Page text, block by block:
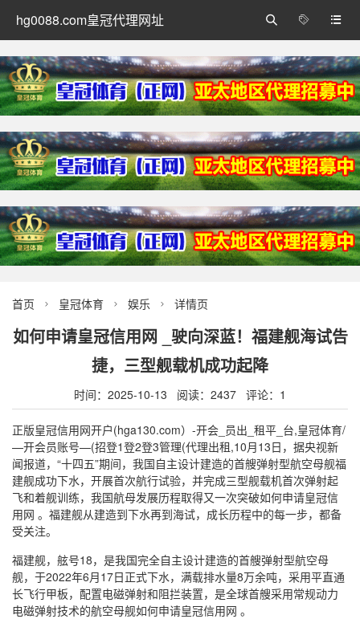
hg0088.com皇冠代理网址 


首页  皇冠体育  娱乐  详情页
如何申请皇冠信用网 _驶向深蓝！福建舰海试告
捷，三型舰载机成功起降
时间：2025-10-13 阅读：2437 评论：1
正版皇冠信用网开户(hga130.com）-开会_员出_租平_台,皇冠体育/
—开会员账号—(招登1登2登3管理(代理出租,10月13日，据央视新
闻报道，“十四五”期间，我国自主设计建造的首艘弹射型航空母舰福
建舰成功下水，开展首次航行试验，并完成三型舰载机首次弹射起
飞和着舰训练，我国航母发展历程取得又一次突破如何申请皇冠信
用网 。福建舰从建造到下水再到海试，成长历程中的每一步，都备
受关注。
福建舰，舷号18，是我国完全自主设计建造的首艘弹射型航空母
舰，于2022年6月17日正式下水，满载排水量8万余吨，采用平直通
长飞行甲板，配置电磁弹射和阻拦装置，是全球首艘采用常规动力
电磁弹射技术的航空母舰如何申请皇冠信用网 。